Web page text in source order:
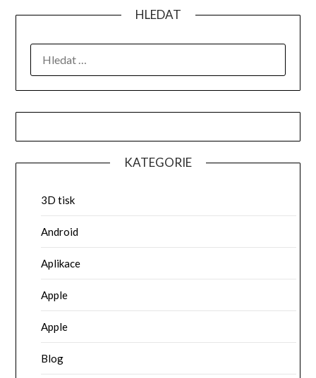
HLEDAT
KATEGORIE
3D tisk
Android
Aplikace
Apple
Apple
Blog